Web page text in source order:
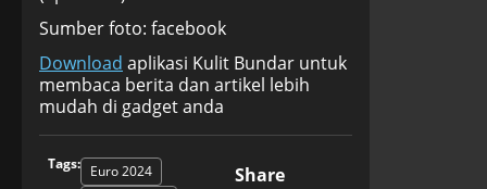
Sumber foto: facebook
Download aplikasi Kulit Bundar untuk
membaca berita dan artikel lebih
mudah di gadget anda
Tags: Euro 2024
Share